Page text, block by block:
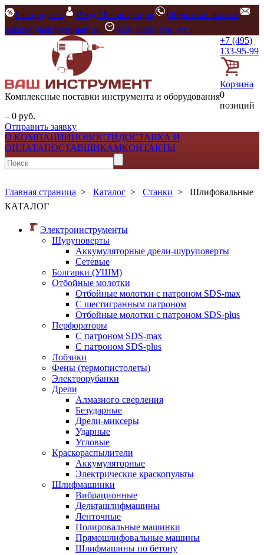
Распродажа Вход / Регистрация
Обратный звонок
zakaz@vashinstrument.ru
9:00-18:00 (пн.-пт.)
Комплексные поставки инструмента и оборудования
+7 (495)
133-95-99
Корзина
0
позиций
– 0 руб.
Отправить заявку
О КОМПАНИИНОВОСТИДОСТАВКА И
ОПЛАТАПОСТАВЩИКАМКОНТАКТЫ
Главная страница > Каталог > Станки > Шлифовальные
КАТАЛОГ
Электроинструменты
Шуруповерты
Аккумуляторные дрели-шуруповерты
Сетевые
Болгарки (УШМ)
Отбойные молотки
Отбойные молотки с патроном SDS-max
С шестигранным патроном
Отбойные молотки с патроном SDS-plus
Перфораторы
С патроном SDS-max
С патроном SDS-plus
Лобзики
Фены (термопистолеты)
Электрорубанки
Дрели
Алмазного сверления
Безударные
Дрели-миксеры
Ударные
Угловые
Краскораспылители
Аккумуляторные
Электрические краскопульты
Шлифмашинки
Вибрационные
Дельташлифмашины
Ленточные
Полировальные машинки
Прямошлифовальные машины
Шлифмашины по бетону